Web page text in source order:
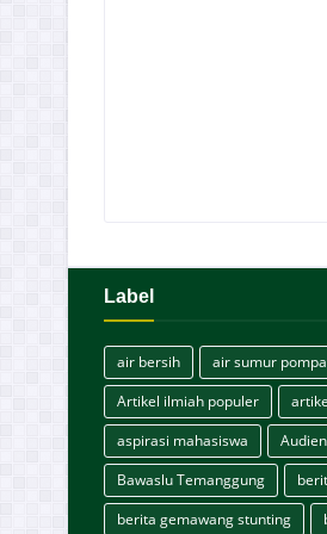
Label
air bersih air sumur pompa
Artikel ilmiah populer
aspirasi mahasiswa
Bawaslu Temanggung
berita gemawang stunting